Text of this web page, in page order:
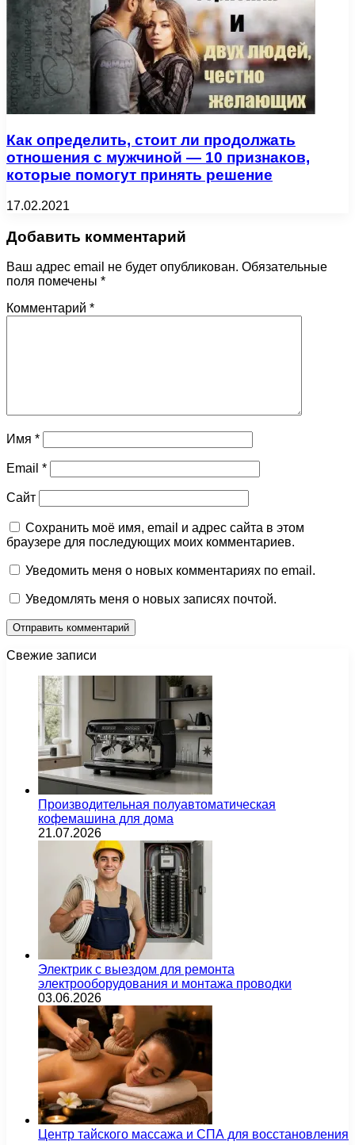
Как определить, стоит ли продолжать
отношения с мужчиной — 10 признаков,
которые помогут принять решение
17.02.2021
Добавить комментарий
Ваш адрес email не будет опубликован. Обязательные
поля помечены *
Комментарий *
Имя *
Email *
Сайт
Сохранить моё имя, email и адрес сайта в этом
браузере для последующих моих комментариев.
Уведомить меня о новых комментариях по email.
Уведомлять меня о новых записях почтой.
Свежие записи
Производительная полуавтоматическая
кофемашина для дома
21.07.2026
Электрик с выездом для ремонта
электрооборудования и монтажа проводки
03.06.2026
Центр тайского массажа и СПА для восстановления